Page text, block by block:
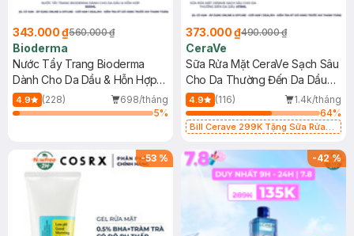
343.000 ₫560.000 ₫
Bioderma
Nước Tẩy Trang Bioderma
Dành Cho Da Dầu & Hỗn Hợp
500ml
4.9 (228)
698/tháng
5%
373.000 ₫490.000 ₫
CeraVe
Sữa Rửa Mặt CeraVe Sạch Sâu
Cho Da Thường Đến Da Dầu
473ml
4.9 (116)
1.4k/tháng
64%
Bill Cerave 299K Tặng Sữa Rửa
-53 % -42%